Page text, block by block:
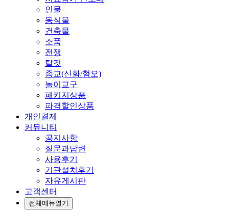
인물
동식물
건축물
소품
전쟁
탈것
종교(신화/혐오)
놀이교구
패키지상품
파격할인상품
개인결제
커뮤니티
공지사항
질문과답변
사용후기
기관설치후기
자유게시판
고객센터
전체메뉴열기